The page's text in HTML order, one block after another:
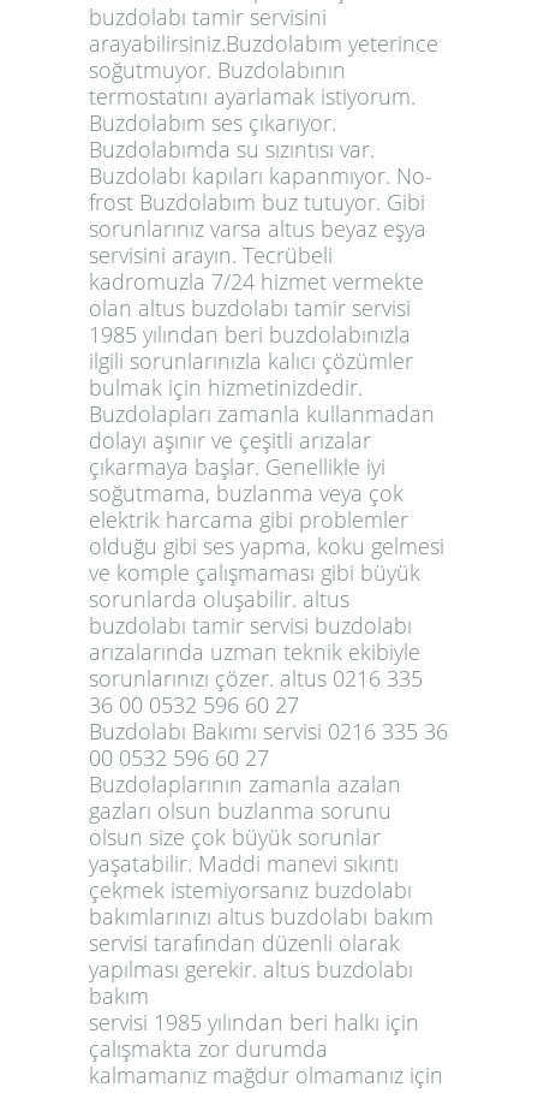
buzdolabı tamir servisini
arayabilirsiniz.Buzdolabım yeterince
soğutmuyor. Buzdolabının
termostatını ayarlamak istiyorum.
Buzdolabım ses çıkarıyor.
Buzdolabımda su sızıntısı var.
Buzdolabı kapıları kapanmıyor. No-
frost Buzdolabım buz tutuyor. Gibi
sorunlarınız varsa altus beyaz eşya
servisini arayın. Tecrübeli
kadromuzla 7/24 hizmet vermekte
olan altus buzdolabı tamir servisi
1985 yılından beri buzdolabınızla
ilgili sorunlarınızla kalıcı çözümler
bulmak için hizmetinizdedir.
Buzdolapları zamanla kullanmadan
dolayı aşınır ve çeşitli arızalar
çıkarmaya başlar. Genellikle iyi
soğutmama, buzlanma veya çok
elektrik harcama gibi problemler
olduğu gibi ses yapma, koku gelmesi
ve komple çalışmaması gibi büyük
sorunlarda oluşabilir. altus
buzdolabı tamir servisi buzdolabı
arızalarında uzman teknik ekibiyle
sorunlarınızı çözer. altus 0216 335
36 00 0532 596 60 27
Buzdolabı Bakımı servisi 0216 335 36
00 0532 596 60 27
Buzdolaplarının zamanla azalan
gazları olsun buzlanma sorunu
olsun size çok büyük sorunlar
yaşatabilir. Maddi manevi sıkıntı
çekmek istemiyorsanız buzdolabı
bakımlarınızı altus buzdolabı bakım
servisi tarafından düzenli olarak
yapılması gerekir. altus buzdolabı
bakım
servisi 1985 yılından beri halkı için
çalışmakta zor durumda
kalmamanız mağdur olmamanız için